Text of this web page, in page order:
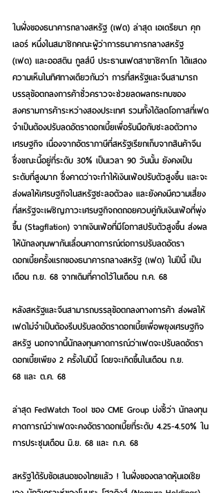
ในฝั่งของธนาคารกลางสหรัฐ (เฟด) ล่าสุด เอเดรียนา คุก
เลอร์ หนึ่งในสมาชิกคณะผู้ว่าการธนาคารกลางสหรัฐ
(เฟด) และออสติน กูลส์บี ประธานเฟดสาขาชิคาโก ได้แสดง
ความเห็นในทิศทางเดียวกันว่า การที่สหรัฐและจีนสามารถ
บรรลุข้อตกลงการค้าชั่วคราวจะช่วยลดผลกระทบของ
สงครามการค้าระหว่างสองประเทศ รวมทั้งได้ลดโอกาสที่เฟด
จำเป็นต้องปรับลดอัตราดอกเบี้ยเพื่อรับมือกับชะลอตัวทาง
เศรษฐกิจ เนื่องจากอัตราภาษีที่สหรัฐเรียกเก็บจากสินค้าจีน
ซึ่งขณะนี้อยู่ที่ระดับ 30% เป็นเวลา 90 วันนั้น ยังคงเป็น
ระดับที่สูงมาก ซึ่งคาดว่าจะทำให้เงินเฟ้อปรับตัวสูงขึ้น และจะ
ส่งผลให้เศรษฐกิจในสหรัฐชะลอตัวลง และยังคงมีความเสี่ยง
ที่สหรัฐจะเผชิญภาวะเศรษฐกิจถดถอยควบคู่กับเงินเฟ้อที่พุ่ง
ขึ้น (Stagflation) จากเงินเฟ้อที่มีโอกาสปรับตัวสูงขึ้น ส่งผล
ให้นักลงทุนพากันเลื่อนคาดการณ์ต่อการปรับลดอัตรา
ดอกเบี้ยครั้งแรกของธนาคารกลางสหรัฐ (เฟด) ในปีนี้ เป็น
เดือน ก.ย. 68 จากเดิมที่คาดไว้ในเดือน ก.ค. 68
หลังสหรัฐและจีนสามารถบรรลุข้อตกลงทางการค้า ส่งผลให้
เฟดไม่จำเป็นต้องรีบปรับลดอัตราดอกเบี้ยเพื่อพยุงเศรษฐกิจ
สหรัฐ นอกจากนี้นักลงทุนคาดการณ์ว่าเฟดจะปรับลดอัตรา
ดอกเบี้ยเพียง 2 ครั้งในปีนี้ โดยจะเกิดขึ้นในเดือน ก.ย.
68 และ ต.ค. 68
ล่าสุด FedWatch Tool ของ CME Group บ่งชี้ว่า นักลงทุน
คาดการณ์ว่าเฟดจะคงอัตราดอกเบี้ยที่ระดับ 4.25-4.50% ใน
การประชุมเดือน มิ.ย. 68 และ ก.ค. 68
สหรัฐได้รับข้อเสนอของไทยแล้ว ! ในฝั่งของตลาดหุ้นเอเชีย